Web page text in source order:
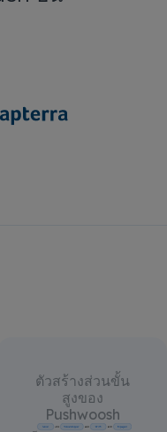
ตัวสร้างส่วนขั้น
สูงของ
Pushwoosh